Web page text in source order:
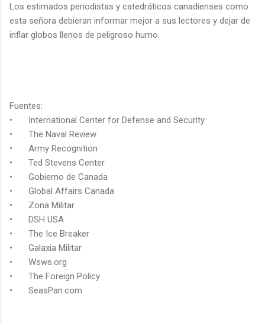
Los estimados periodistas y catedráticos canadienses como
esta señora debieran informar mejor a sus lectores y dejar de
inflar globos llenos de peligroso humo.
Fuentes:
•
International Center for Defense and Security
•
The Naval Review
•
Army Recognition
•
Ted Stevens Center
•
Gobierno de Canada
•
Global Affairs Canada
•
Zona Militar
•
DSH USA
•
The Ice Breaker
•
Galaxia Militar
•
Wsws.org
•
The Foreign Policy
•
SeasPan.com